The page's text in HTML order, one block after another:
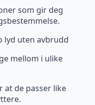
som gir deg
lyd uten avbrudd
mellom i ulike
at de passer like